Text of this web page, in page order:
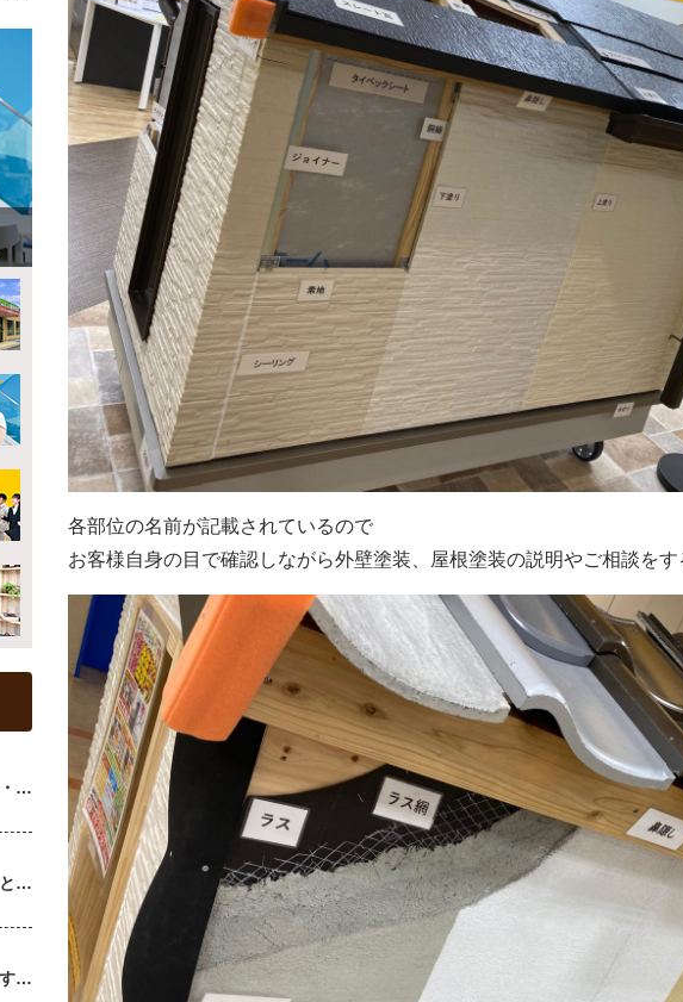
各部位の名前が記載されているので
お客様自身の目で確認しながら外壁塗装、屋根塗装の説明やご相談をす
熊本で多い「コケ・カビ汚れ」の原因と対策を解説
外壁塗装をしないとどうなる？放置リスクを解説
外壁のひび割れはすぐ補修すべき？放置するとどうなる？